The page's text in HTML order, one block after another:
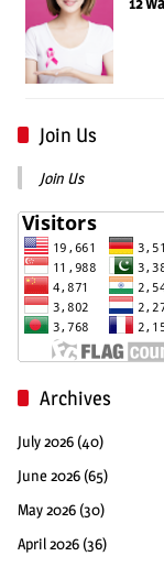
Join Us
Join Us
Archives
July 2026 (40)
June 2026 (65)
May 2026 (30)
April 2026 (36)